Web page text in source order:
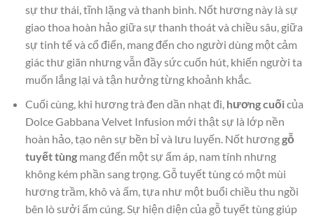
sự thư thái, tĩnh lặng và thanh bình. Nốt hương này là sự
giao thoa hoàn hảo giữa sự thanh thoát và chiều sâu, giữa
sự tinh tế và cổ điển, mang đến cho người dùng một cảm
giác thư giãn nhưng vẫn đầy sức cuốn hút, khiến người ta
muốn lắng lại và tận hưởng từng khoảnh khắc.
Cuối cùng, khi hương trà đen dần nhạt đi, hương cuốicủa
Dolce Gabbana Velvet Infusion mới thật sự là lớp nền
hoàn hảo, tạo nên sự bền bỉ và lưu luyến. Nốt hươnggỗ
tuyết tùngmang đến một sự ấm áp, nam tính nhưng
không kém phần sang trọng. Gỗ tuyết tùng có một mùi
hương trầm, khô và ấm, tựa như một buổi chiều thu ngồi
bên lò sưởi ấm cúng. Sự hiện diện của gỗ tuyết tùng giúp